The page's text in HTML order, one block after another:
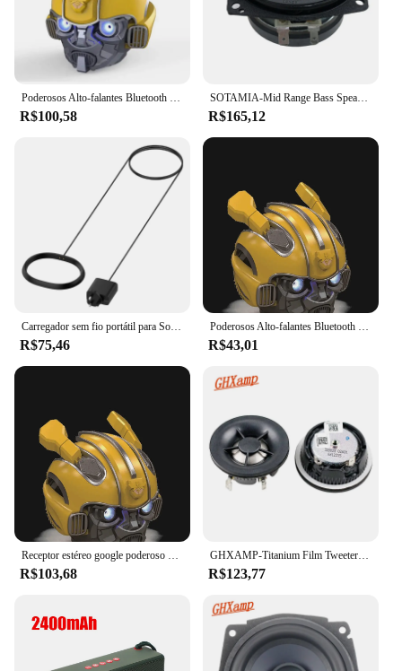
Poderosos Alto-falantes Bluetooth Portátil, Receptor Estéreo do Google, Amplificado, Caixa de Som Sem Fio, Sonos Music Center, Megafone, Echo Dot
R$100,58
SOTAMIA-Mid Range Bass Speaker, Bacia De Alumínio, Amplificador De Som DIY, Alto-falante para SONOS, 4 Ohm, 35W, 3.5 ", 1Pc
R$165,12
R$75,46 R$43,01
R$103,68
GHXAMP-Titanium Film Tweeter Speaker, agudos alto-falante, Sonos Playbar, Unidade de áudio, DIY, HiFi, 2 ", 52mm, 25Core, 4ohm, 20W, 1 par
R$123,77